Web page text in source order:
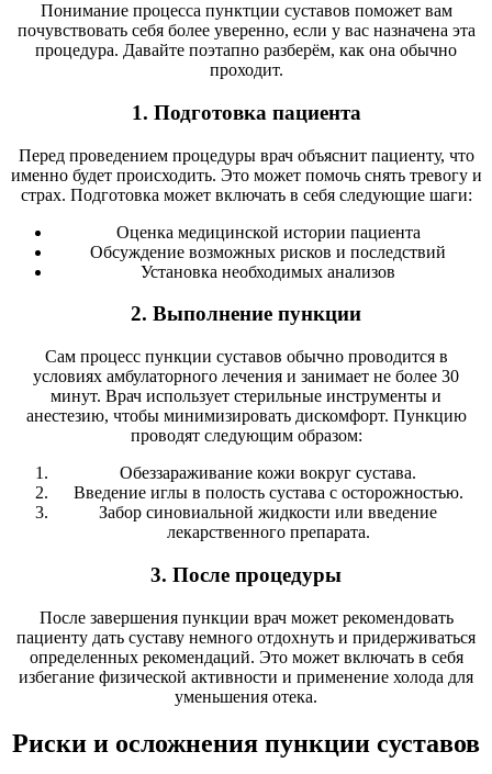
Понимание процесса пунктции суставов поможет вам
почувствовать себя более уверенно, если у вас назначена эта
процедура. Давайте поэтапно разберём, как она обычно
проходит.
1. Подготовка пациента
Перед проведением процедуры врач объяснит пациенту, что
именно будет происходить. Это может помочь снять тревогу и
страх. Подготовка может включать в себя следующие шаги:
Оценка медицинской истории пациента
Обсуждение возможных рисков и последствий
Установка необходимых анализов
2. Выполнение пункции
Сам процесс пункции суставов обычно проводится в
условиях амбулаторного лечения и занимает не более 30
минут. Врач использует стерильные инструменты и
анестезию, чтобы минимизировать дискомфорт. Пункцию
проводят следующим образом:
Обеззараживание кожи вокруг сустава.
Введение иглы в полость сустава с осторожностью.
Забор синовиальной жидкости или введение
лекарственного препарата.
3. После процедуры
После завершения пункции врач может рекомендовать
пациенту дать суставу немного отдохнуть и придерживаться
определенных рекомендаций. Это может включать в себя
избегание физической активности и применение холода для
уменьшения отека.
Риски и осложнения пункции суставов